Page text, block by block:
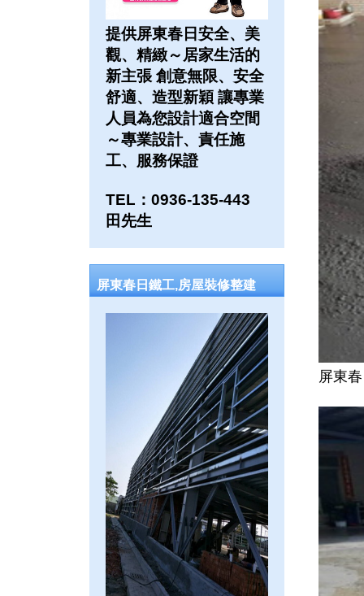
提供屏東春日安全、美
觀、精緻～居家生活的
新主張 創意無限、安全
舒適、造型新穎 讓專業
人員為您設計適合空間
～專業設計、責任施
工、服務保證
TEL：0936-135-443
田先生
屏東春日鐵工,房屋裝修整建
屏東